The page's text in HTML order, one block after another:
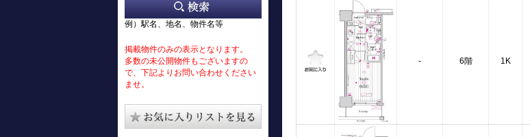
例）駅名、地名、物件名等
掲載物件のみの表示となります。
多数の未公開物件もございますの
で、下記よりお問い合わせください
ませ。
- 6階 1K